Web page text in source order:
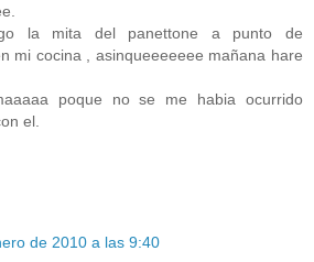
la mita del panettone a punto de
mi cocina , asinqueeeeeee mañana hare
poque no se me habia ocurrido
el.
de 2010 a las 9:40